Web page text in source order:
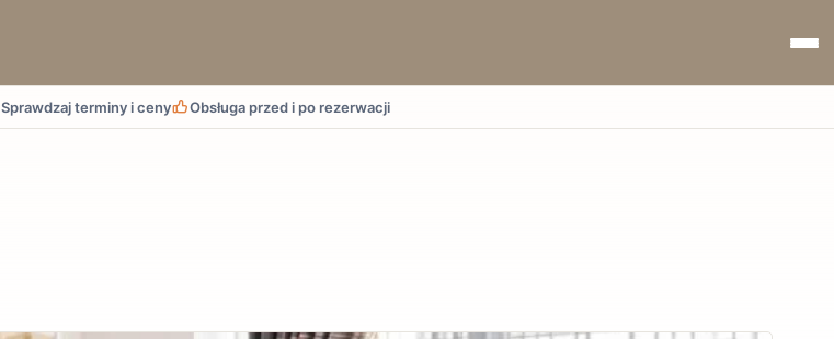
Sprawdzaj terminy i ceny Obsługa przed i po rezerwacji